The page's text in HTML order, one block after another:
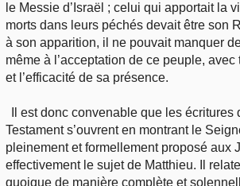
le Messie d’Israël ; celui qui apportait la
morts dans leurs péchés devait être son
à son apparition, il ne pouvait manquer
même à l’acceptation de ce peuple,
et l’efficacité de sa présence.
Il est donc convenable que les écritures
Testament s’ouvrent en montrant le
pleinement et formellement proposé aux
effectivement le sujet de Matthieu. Il
quoique de manière complète et